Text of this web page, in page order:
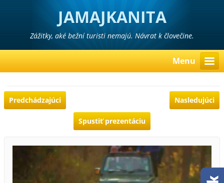
JAMAJKANITA
Zážitky, aké bežní turisti nemajú. Návrat k človečine.
Menu
Predchádzajúci Nasledujúci
Spustiť prezentáciu